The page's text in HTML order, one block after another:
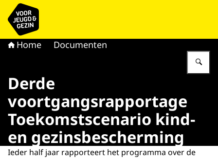
Naar de homepage van voor Jeugd & Gezin
Home Documenten
Derde
voortgangsrapportage
Toekomstscenario kind-
en gezinsbescherming
Ieder half jaar rapporteert het programma over de